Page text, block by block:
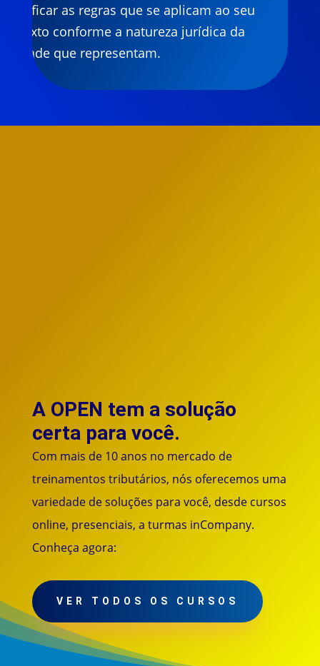
as regras que se aplicam ao seu
conforme a natureza jurídica da
que representam.
A OPEN tem a solução
certa para você.
Com mais de 10 anos no mercado de
treinamentos tributários, nós oferecemos uma
variedade de soluções para você, desde cursos
online, presenciais, a turmas inCompany.
Conheça agora:
VER TODOS OS CURSOS